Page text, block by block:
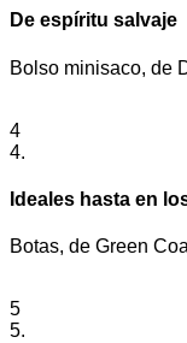
De espíritu salvaje
Bolso minisaco, de
4
4.
Ideales hasta en
Botas, de Green
5
5.